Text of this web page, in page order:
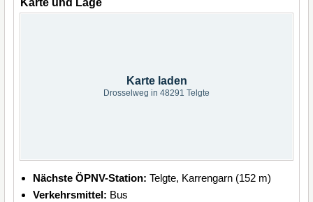
Karte und Lage
Karte laden
Drosselweg in 48291 Telgte
Nächste ÖPNV-Station: Telgte, Karrengarn (152 m)
Verkehrsmittel: Bus